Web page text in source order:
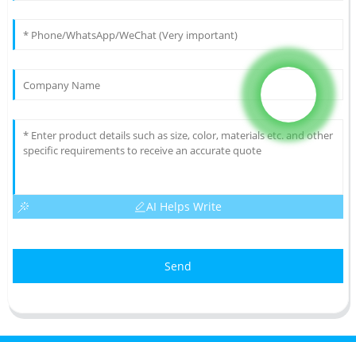
AI Helps Write
Send